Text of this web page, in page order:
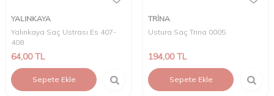
YALINKAYA
Yalınkaya Saç Ustrası Es 407-
408
64,00TL
Sepete Ekle
TRİNA
Ustura Saç Trina 0005
194,00TL
Sepete Ekle